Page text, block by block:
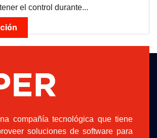
el control durante...
compañía tecnológica que tiene
soluciones de software para